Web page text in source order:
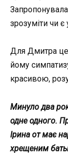
зрозуміти чи
Для Дмитра це
йому
красивою,
Минуло два
одне одного.
Ірина от має
хрещеним